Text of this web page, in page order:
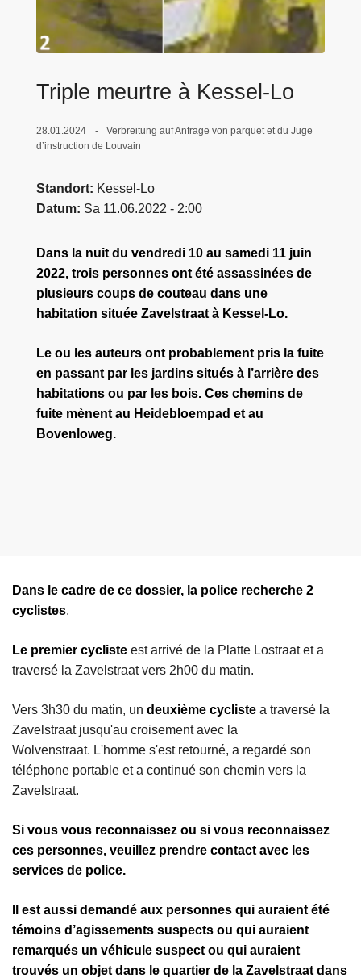
Triple meurtre à Kessel-Lo
28.01.2024
Verbreitung auf Anfrage von parquet et du Juge
d’instruction de Louvain
Standort
Kessel-Lo
Datum Sa 11.06.2022 - 2:00
Dans la nuit du vendredi 10 au samedi 11 juin
2022, trois personnes ont été assassinées de
plusieurs coups de couteau dans une
habitation située Zavelstraat à Kessel-Lo.
Le ou les auteurs ont probablement pris la fuite
en passant par les jardins situés à l’arrière des
habitations ou par les bois. Ces chemins de
fuite mènent au Heidebloempad et au
Bovenloweg.
Dans le cadre de ce dossier, la police recherche 2
cyclistes.
Le premier cycliste est arrivé de la Platte Lostraat et a
traversé la Zavelstraat vers 2h00 du matin.
Vers 3h30 du matin, un deuxième cycliste a traversé la
Zavelstraat jusqu'au croisement avec la
Wolvenstraat. L'homme s'est retourné, a regardé son
téléphone portable et a continué son chemin vers la
Zavelstraat.
Si vous vous reconnaissez ou si vous reconnaissez
ces personnes, veuillez prendre contact avec les
services de police.
Il est aussi demandé aux personnes qui auraient été
témoins d’agissements suspects ou qui auraient
remarqués un véhicule suspect ou qui auraient
trouvés un objet dans le quartier de la Zavelstraat dans